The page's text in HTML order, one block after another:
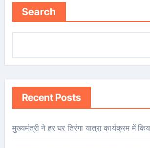
Search
Recent Posts
मुख्यमंत्री ने हर घर तिरंगा यात्रा कार्यक्रम में